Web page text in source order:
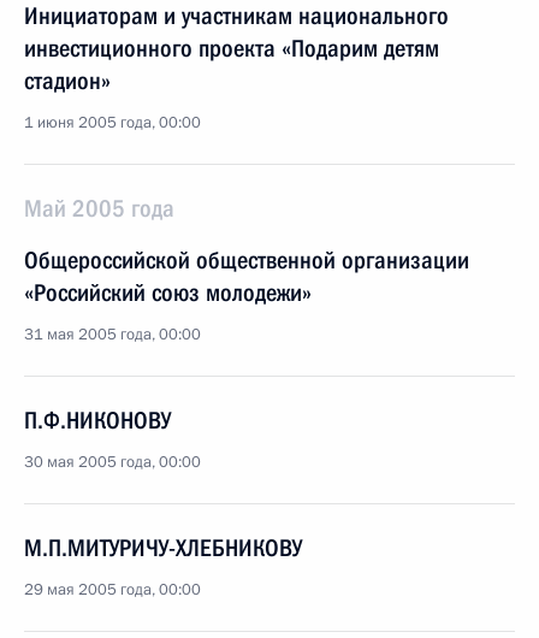
Инициаторам и участникам национального
инвестиционного проекта «Подарим детям
стадион»
1 июня 2005 года, 00:00
Май 2005 года
Общероссийской общественной организации
«Российский союз молодежи»
31 мая 2005 года, 00:00
П.Ф.НИКОНОВУ
30 мая 2005 года, 00:00
М.П.МИТУРИЧУ-ХЛЕБНИКОВУ
29 мая 2005 года, 00:00